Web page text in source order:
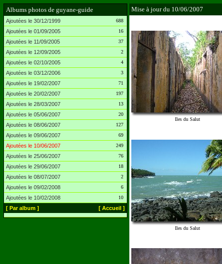
Albums photos de guyane-guide
Ajoutées le 30/12/1999 688
Ajoutées le 01/09/2005 16
Ajoutées le 11/09/2005 37
Ajoutées le 12/09/2005 2
Ajoutées le 02/10/2005 4
Ajoutées le 03/12/2006 3
Ajoutées le 19/02/2007 71
Ajoutées le 20/02/2007 197
Ajoutées le 28/03/2007 13
Ajoutées le 05/06/2007 20
Ajoutées le 08/06/2007 127
Ajoutées le 09/06/2007 69
Ajoutées le 10/06/2007 249
Ajoutées le 25/06/2007 76
Ajoutées le 29/06/2007 18
Ajoutées le 08/07/2007 2
Ajoutées le 09/02/2008 6
Ajoutées le 10/02/2008 10
[ Par album ] [ Accueil ]
Mise à jour du 10/06/2007
Iles du Salut
Iles du Salut